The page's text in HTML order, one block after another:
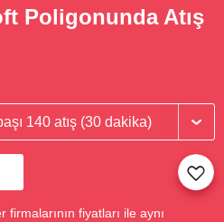
Poligonunda Atış
140 atış (30 dakika)
fiyatları ile aynı